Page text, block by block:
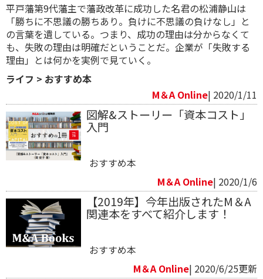
平戸藩第9代藩主で藩政改革に成功した名君の松浦静山は
「勝ちに不思議の勝ちあり。負けに不思議の負けなし」と
の言葉を遺している。つまり、成功の理由は分からなくて
も、失敗の理由は明確だということだ。企業が「失敗する
理由」とは何かを実例で見ていく。
ライフ > おすすめ本
M＆A Online| 2020/1/11
図解&ストーリー「資本コスト」
入門
おすすめ本
M＆A Online| 2020/1/6
【2019年】今年出版されたM＆A
関連本をすべて紹介します！
おすすめ本
M＆A Online| 2020/6/25更新